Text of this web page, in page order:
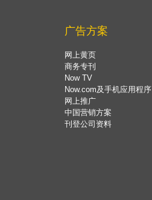
广告方案
网上黄页
商务专刊
Now TV
Now.com及手机应用程序
网上推广
中国营销方案
刊登公司资料